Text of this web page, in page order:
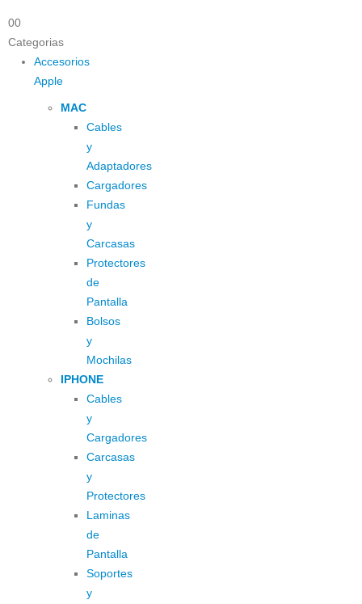
00
Categorias
Accesorios
Apple
MAC
Cables
y
Adaptadores
Cargadores
Fundas
y
Carcasas
Protectores
de
Pantalla
Bolsos
y
Mochilas
IPHONE
Cables
y
Cargadores
Carcasas
y
Protectores
Laminas
de
Pantalla
Soportes
y